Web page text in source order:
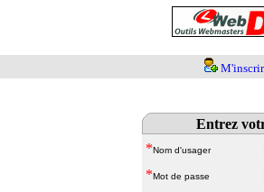
Entrez
*Nom d'usager
*Mot de passe